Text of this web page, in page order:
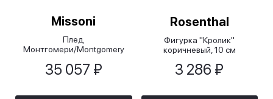
Missoni
Плед
Монтгомери/Montgomery
35 057 ₽
Rosenthal
Фигурка "Кролик"
коричневый, 10 см
3 286 ₽